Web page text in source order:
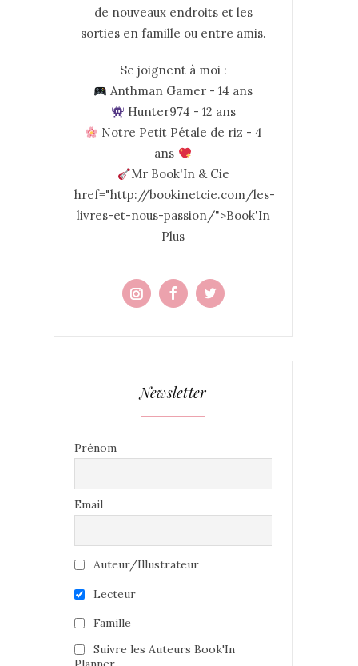
de nouveaux endroits et les
sorties en famille ou entre amis.
Se joignent à moi :
Anthman Gamer - 14 ans
Hunter974 - 12 ans
Notre Petit Pétale de riz - 4
ans
Mr Book'In & Cie
href="http://bookinetcie.com/les-
livres-et-nous-passion/">Book'In
Plus
Newsletter
Prénom
Email
Auteur/Illustrateur
Lecteur
Famille
Suivre les Auteurs Book'In